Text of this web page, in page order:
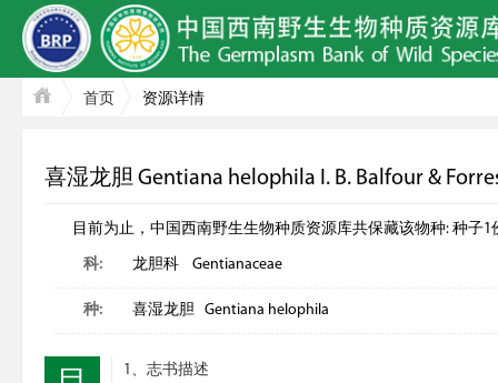
首页 资源详情
喜湿龙胆 Gentiana helophila I. B. Balfour &
目前为止，中国西南野生生物种质资源库共保藏该物种: 种子1
科: 龙胆科 Gentianaceae
种: 喜湿龙胆 Gentiana helophila
1、志书描述